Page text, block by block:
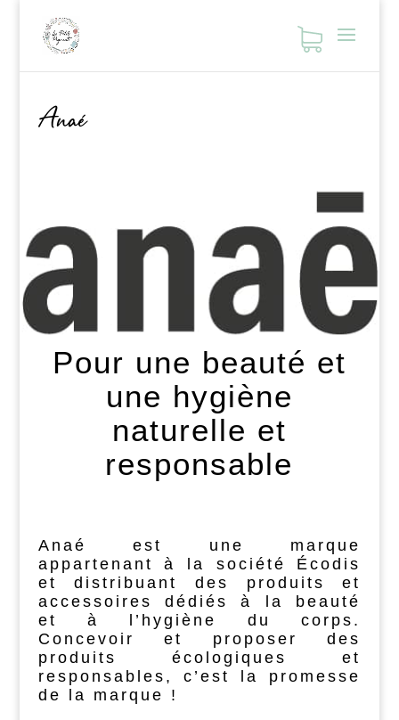
Anaé
Pour une beauté et
une hygiène
naturelle et
responsable
Anaé est une marque
appartenant à la société Écodis
et distribuant des produits et
accessoires dédiés à la beauté
et à l’hygiène du corps.
Concevoir et proposer des
produits écologiques et
responsables, c’est la promesse
de la marque !